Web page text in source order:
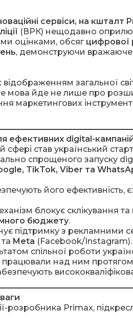
сервіси, на кшталт
(ВРК) нещодавно
оцінками, обсяг цифрової
, демонструючи вражаюче
загальної
мова йде не лише про
маркетингових
ефективних digital-
став український
спрощеного запуску
TikTok, Viber та
його ефективність, є:
блокує склікування
бюджету.
підтримку з рекламними
та Meta (Facebook/Instagram).
спільної роботи
працювали над ним
розробника Primax,